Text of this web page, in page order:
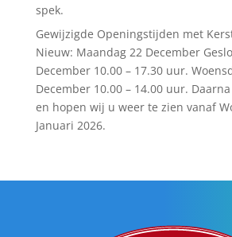
spek.
Gewijzigde Openingstijden met
Nieuw: Maandag 22 December
December 10.00 – 17.30 uur.
December 10.00 – 14.00 uur.
en hopen wij u weer te zien vanaf
Januari 2026.